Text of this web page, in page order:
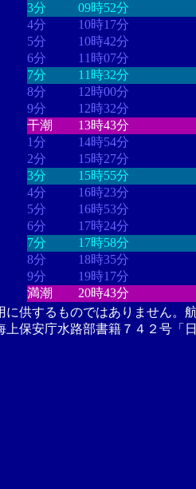
3分
09時52分
4分
10時17分
5分
10時42分
6分
11時07分
7分
11時32分
8分
12時00分
9分
12時32分
干潮
13時43分
1分
14時54分
2分
15時27分
3分
15時55分
4分
16時23分
5分
16時53分
6分
17時24分
7分
17時58分
8分
18時35分
9分
19時17分
満潮
20時43分
に供するものではありません。
上保安庁水路部書籍７４２号「